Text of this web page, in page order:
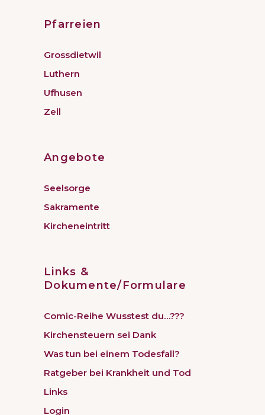
Pfarreien
Grossdietwil
Luthern
Ufhusen
Zell
Angebote
Seelsorge
Sakramente
Kircheneintritt
Links &
Dokumente/Formulare
Comic-Reihe Wusstest du…???
Kirchensteuern sei Dank
Was tun bei einem Todesfall?
Ratgeber bei Krankheit und Tod
Links
Login